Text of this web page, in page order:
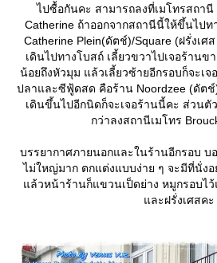
ไปซื้อกันคะ สามารถลงที่เมโทรสถานี
Catherine ถ้าออกจากสถานีนี้ให้ขึ้นไปท
Catherine Plein(ดัตช์)/Square (ฝรั่งเศ
เดินไปทางโบสถ์ เลี้ยวขวาไปเจอร้านข
น้อยถึงหัวมุม แล้วเลี้ยวซ้ายอีกรอบก็จะเ
ปลาและซีฟู้ดสด คือร้าน Noordzee (ดัตช์
เดินขึ้นไปอีกนิดก็จะเจอร้านนี้คะ ส่วนตั
กว่าลงสถานีเมโทร
บรรยากาศภายนอกและในร้านอีกรอบ บ
ไม่ใหญ่มาก ตกแต่งแบบง่าย ๆ จะมีที่นั่ง
ล้วหน้าร้านก็แขวนเป็ดย่าง หมูกรอบไ
ละฝรั่งเศสคะ